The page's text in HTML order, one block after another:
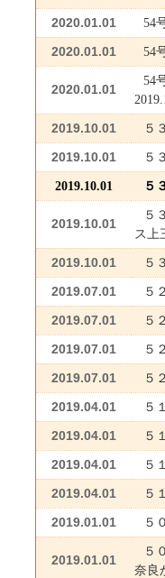
2020.01.01 54
2020.01.01 54
2020.01.01
54
2019.10.01 ５
2019.10.01 ５
2019.10.01 ５
2019.10.01
５
ス上
2019.10.01 ５
2019.07.01 ５
2019.07.01 ５
2019.07.01 ５
2019.07.01 ５
2019.04.01 ５
2019.04.01 ５
2019.04.01 ５
2019.04.01 ５
2019.01.01 ５
2019.01.01
５
奈良